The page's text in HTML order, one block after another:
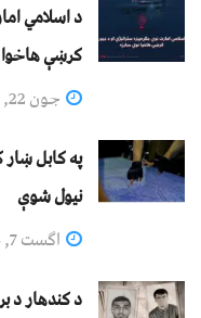
د اسلامي
کرښې هاخوا
جون 22, 2026
په کابل
نيول شوې
اگست 7, 2024
د کندهار د